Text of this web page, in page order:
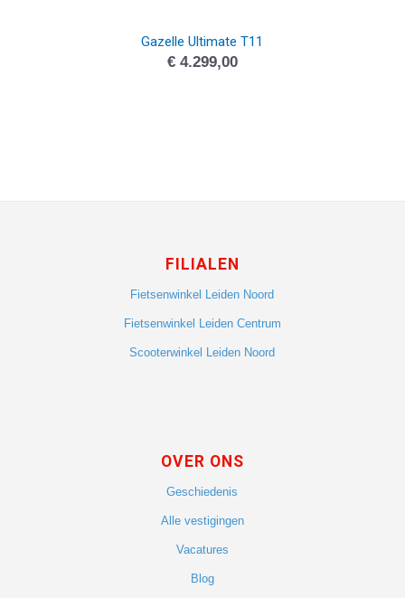
Gazelle Ultimate T11
€4.299,00
FILIALEN
Fietsenwinkel Leiden Noord
Fietsenwinkel Leiden Centrum
Scooterwinkel Leiden Noord
OVER ONS
Geschiedenis
Alle vestigingen
Vacatures
Blog